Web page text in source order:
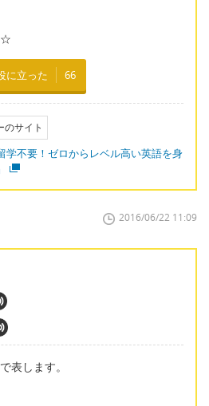
☆
に立った 66
のサイト
学不要！ゼロからレベル高い英語を身
2016/06/22 11:09
表します。